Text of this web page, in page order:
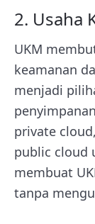
2. Usaha
UKM
keamanan
menjadi
private
public cloud
membuat
tanpa